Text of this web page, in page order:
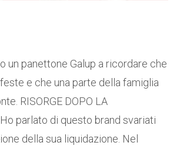
un panettone Galup a ricordare che
e che una parte della famiglia
RISORGE DOPO LA
parlato di questo brand svariati
della sua liquidazione. Nel